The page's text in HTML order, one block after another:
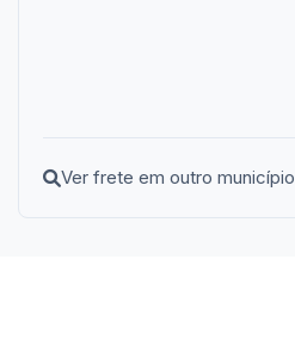
Ver frete em outro município